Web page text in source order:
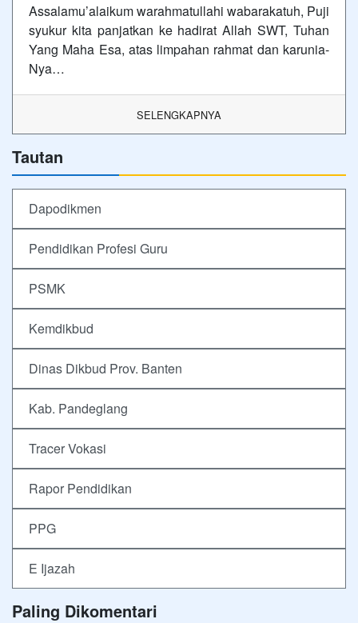
Assalamu’alaikum warahmatullahi wabarakatuh, Puji
syukur kita panjatkan ke hadirat Allah SWT, Tuhan
Yang Maha Esa, atas limpahan rahmat dan karunia-
Nya…
SELENGKAPNYA
Tautan
Dapodikmen
Pendidikan Profesi Guru
PSMK
Kemdikbud
Dinas Dikbud Prov. Banten
Kab. Pandeglang
Tracer Vokasi
Rapor Pendidikan
PPG
E Ijazah
Paling Dikomentari